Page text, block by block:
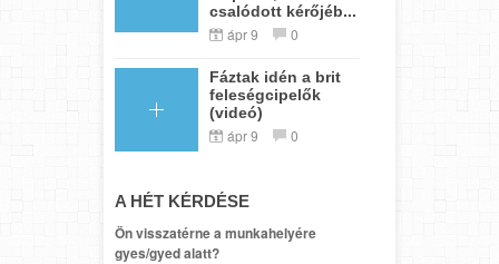
csalódott kérőjéb...
ápr 9 0
Fáztak idén a brit
feleségcipelők
(videó)
ápr 9 0
A HÉT KÉRDÉSE
Ön visszatérne a munkahelyére
gyes/gyed alatt?